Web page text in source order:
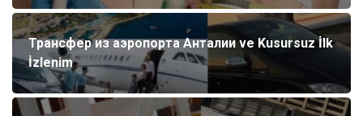
Трансфер из аэропорта Анталии ve Kusursuz İlk
İzlenim